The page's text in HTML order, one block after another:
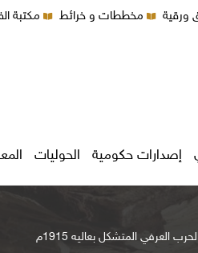
ورقية مخططات و خرائط مكتبة
إصدارات حكومية الحوليات
المتشكل بعاليه 1915م